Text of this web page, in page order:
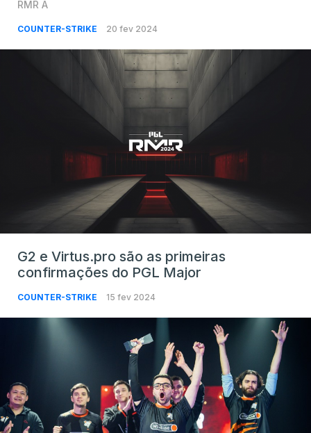
RMR A
COUNTER-STRIKE 20 fev 2024
G2 e Virtus.pro são as primeiras
confirmações do PGL Major
COUNTER-STRIKE 15 fev 2024